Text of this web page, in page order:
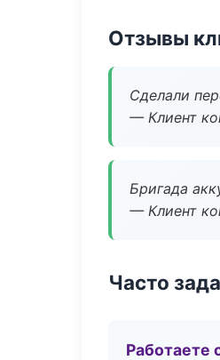
Отзывы
Сделали
— Клиент
Бригада
— Клиент
Часто
Работаете